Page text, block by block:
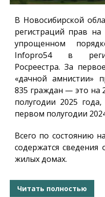
В Новосибирской
регистраций прав
упрощенном
Infopro54в
Росреестра. За
«дачной амнистии»
835 граждан — это на
полугодии 2025
первом полугодии
Всего по состоянию
содержатся
жилых домах.
Читать полностью